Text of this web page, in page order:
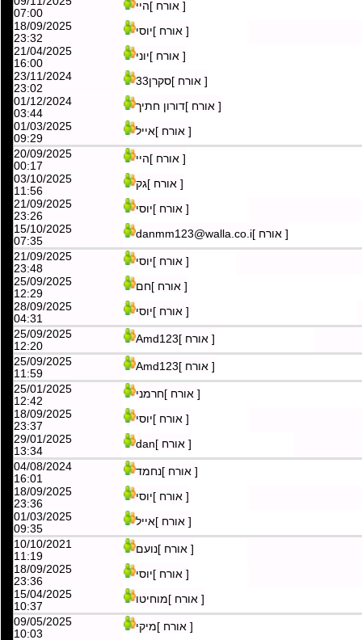
[ אורח ]דורון חתיך
20/11/2024
00:36
[ אורח ]היי
09/11/2025
07:00
[ אורח ]יוסי 18/09/2025
23:32
[ אורח ]יוני
21/04/2025
16:00
[ אורח ]סקרן33
23/11/2024
23:02
[ אורח ]דורון חתיך
01/12/2024
03:44
[ אורח ]אייל
01/03/2025
09:29
[ אורח ]היי
20/09/2025
00:17
[ אורח ]גק
03/10/2025
11:56
[ אורח ]יוסי
21/09/2025
23:26
15/10/2025
07:35
21/09/2025
23:48
[ אורח ]חם
25/09/2025
12:29
[ אורח ]יוסי
28/09/2025
04:31
[ אורח ]Amd123
25/09/2025
12:20
25/09/2025
11:59
25/01/2025
12:42
[ אורח ]יוסי
18/09/2025
23:37
29/01/2025
13:34
04/08/2024
16:01
[ אורח ]יוסי
18/09/2025
23:36
01/03/2025
09:35
10/10/2021
11:19
[ אורח ]יוסי
18/09/2025
23:36